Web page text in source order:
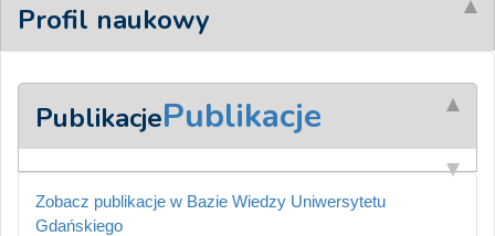
Profil naukowy
PublikacjePublikacje
Zobacz publikacje w Bazie Wiedzy Uniwersytetu
Gdańskiego